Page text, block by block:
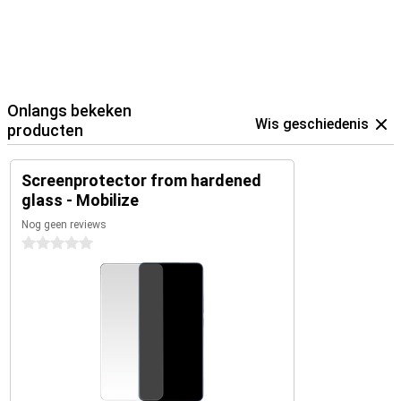
Onlangs bekeken
producten
Wis geschiedenis
Screenprotector from hardened
glass - Mobilize
Nog geen reviews
0 sterren